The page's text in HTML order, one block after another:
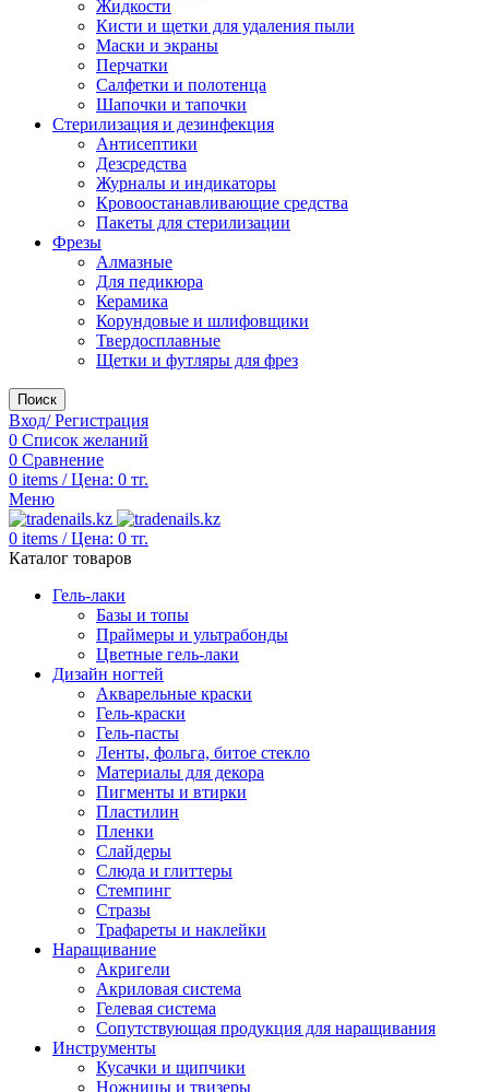
Жидкости
Кисти и щетки для удаления пыли
Маски и экраны
Перчатки
Салфетки и полотенца
Шапочки и тапочки
Стерилизация и дезинфекция
Антисептики
Дезсредства
Журналы и индикаторы
Кровоостанавливающие средства
Пакеты для стерилизации
Фрезы
Алмазные
Для педикюра
Керамика
Корундовые и шлифовщики
Твердосплавные
Щетки и футляры для фрез
Поиск
Вход/ Регистрация
0 Список желаний
0 Сравнение
0 items / Цена: 0 тг.
Меню
0 items / Цена: 0 тг.
Каталог товаров
Гель-лаки
Базы и топы
Праймеры и ультрабонды
Цветные гель-лаки
Дизайн ногтей
Акварельные краски
Гель-краски
Гель-пасты
Ленты, фольга, битое стекло
Материалы для декора
Пигменты и втирки
Пластилин
Пленки
Слайдеры
Слюда и глиттеры
Стемпинг
Стразы
Трафареты и наклейки
Наращивание
Акригели
Акриловая система
Гелевая система
Сопутствующая продукция для наращивания
Инструменты
Кусачки и щипчики
Ножницы и твизеры